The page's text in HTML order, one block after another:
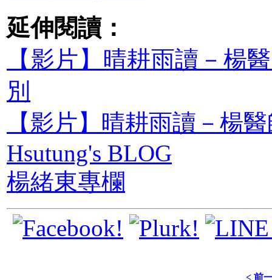
延伸閱讀：
【影片】晴耕雨讀－楊
別
【影片】晴耕雨讀－楊
Hsutung's BLOG
楊緒東專欄
< 前